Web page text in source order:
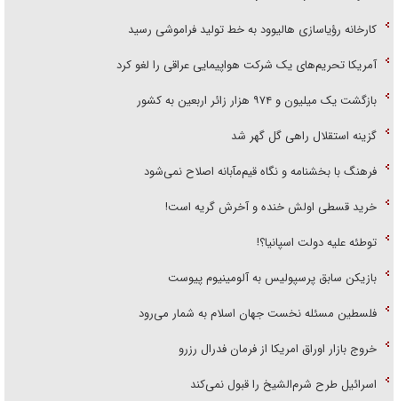
کارخانه رؤیاسازی هالیوود به خط تولید فراموشی رسید
آمریکا تحریم‌های یک شرکت هواپیمایی عراقی را لغو کرد
بازگشت یک میلیون و ۹۷۴ هزار زائر اربعین به کشور
گزینه استقلال راهی گل گهر شد
فرهنگ با بخشنامه و نگاه قیم‌مآبانه اصلاح نمی‌شود
خرید قسطی اولش خنده و آخرش گریه است!
توطئه علیه دولت اسپانیا؟!
بازیکن سابق پرسپولیس به آلومینیوم پیوست
فلسطین مسئله نخست جهان اسلام به شمار می‌رود
خروج بازار اوراق امریکا از فرمان فدرال رزرو
اسرائیل طرح شرم‌الشیخ را قبول نمی‌کند